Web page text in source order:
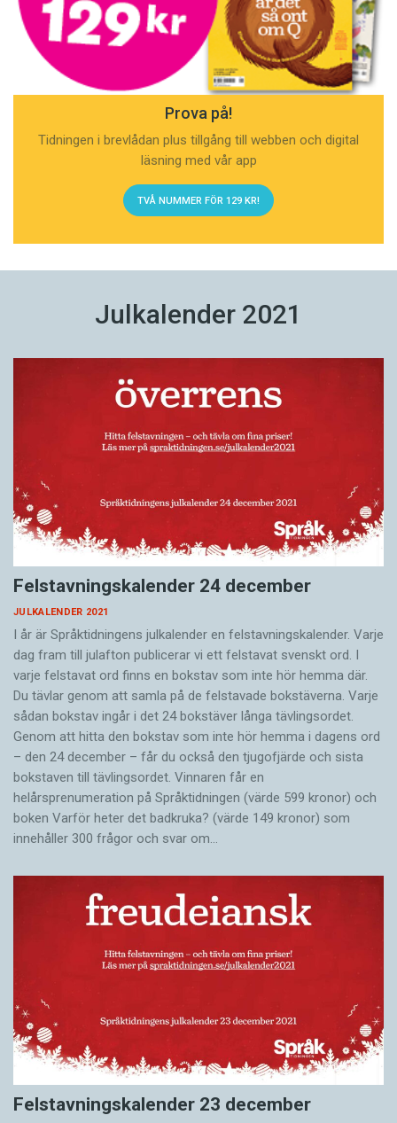
Prova på!
Tidningen i brevlådan plus tillgång till webben och digital
läsning med vår app
TVÅ NUMMER FÖR 129 KR!
Julkalender 2021
Felstavningskalender 24 december
JULKALENDER 2021
I år är Språktidningens julkalender en felstavningskalender. Varje
dag fram till julafton publicerar vi ett felstavat svenskt ord. I
varje felstavat ord finns en bokstav som inte hör hemma där.
Du tävlar genom att samla på de felstavade bokstäverna. Varje
sådan bokstav ingår i det 24 bokstäver långa tävlingsordet.
Genom att hitta den bokstav som inte hör hemma i dagens ord
– den 24 december – får du också den tjugofjärde och sista
bokstaven till tävlingsordet. Vinnaren får en
helårsprenumeration på Språktidningen (värde 599 kronor) och
boken Varför heter det badkruka? (värde 149 kronor) som
innehåller 300 frågor och svar om…
Felstavningskalender 23 december